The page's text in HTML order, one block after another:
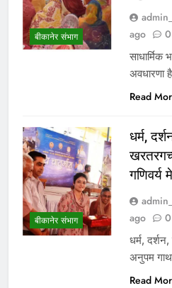
बीकानेर संभाग
ago
0
साधार्मिक
अवधारणा
Read
बीकानेर संभाग
धर्म,
गणिवर्य
ago
0
धर्म,
अनुपम
Read